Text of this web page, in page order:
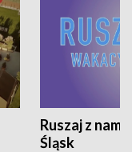
Ruszaj z
Śląsk